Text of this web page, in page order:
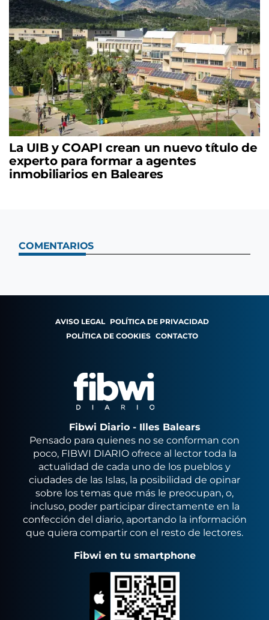
La UIB y COAPI crean un nuevo título de
experto para formar a agentes
inmobiliarios en Baleares
COMENTARIOS
AVISO LEGAL POLÍTICA DE PRIVACIDAD
POLÍTICA DE COOKIES CONTACTO
Fibwi Diario - Illes Balears
Pensado para quienes no se conforman con
poco, FIBWI DIARIO ofrece al lector toda la
actualidad de cada uno de los pueblos y
ciudades de las Islas, la posibilidad de opinar
sobre los temas que más le preocupan, o,
incluso, poder participar directamente en la
confección del diario, aportando la información
que quiera compartir con el resto de lectores.
Fibwi en tu smartphone